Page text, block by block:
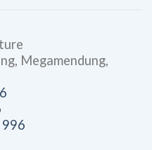
Megamendung,